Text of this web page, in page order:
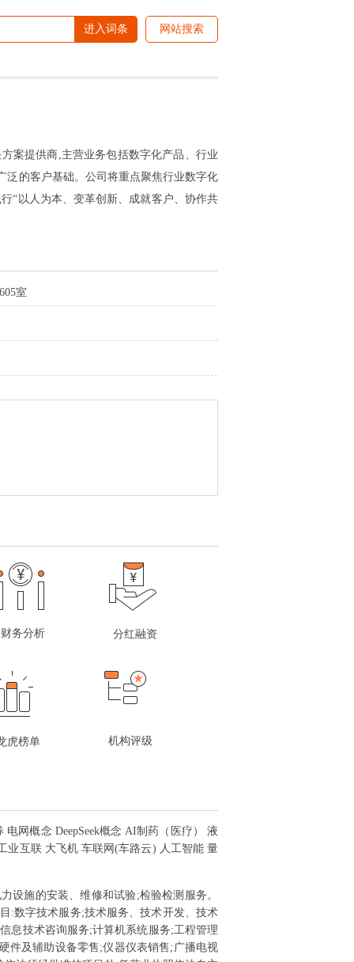
进入词条 网站搜索
案提供商,主营业务包括数字化产品、行业
泛的客户基础。公司将重点聚焦行业数字化
“以人为本、变革创新、成就客户、协作共
室
财务分析 分红融资
虎榜单 机构评级
网概念 DeepSeek概念 AI制药（医疗） 液
业互联 大飞机 车联网(车路云) 人工智能 量
设施的安装、维修和试验;检验检测服务。
:数字技术服务;技术服务、技术开发、技术
息技术咨询服务;计算机系统服务;工程管理
件及辅助设备零售;仪器仪表销售;广播电视